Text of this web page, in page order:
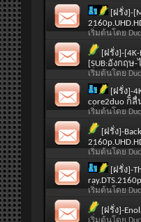
[ฝรั่ง]-
เริ่มต้นโดย
[ฝรั่ง]-
[SUB:อังกฤษ-
เริ่มต้นโดย
[ฝรั่ง]-
core2duo ก็ลื่
เริ่มต้นโดย
[ฝรั่ง]-
เริ่มต้นโดย
[ฝรั่ง]-
เริ่มต้นโดย
[ฝรั่ง]-